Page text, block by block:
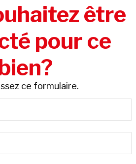
être
pour ce
ce formulaire.